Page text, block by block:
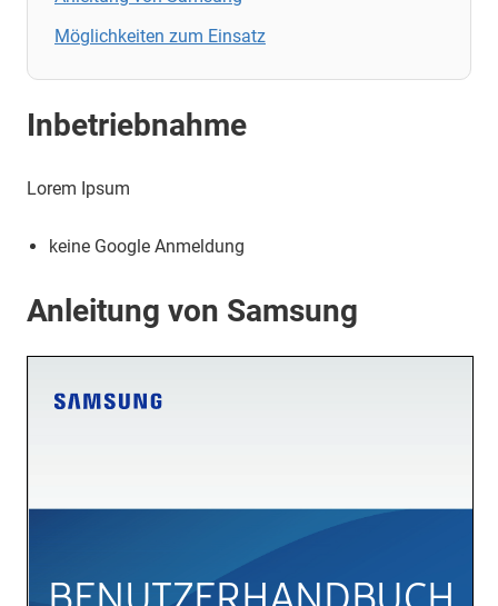
Möglichkeiten zum Einsatz
Inbetriebnahme
Lorem Ipsum
keine Google Anmeldung
Anleitung von Samsung